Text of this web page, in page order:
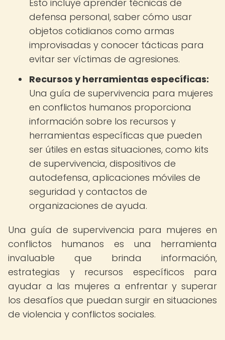
Esto incluye aprender técnicas de
defensa personal, saber cómo usar
objetos cotidianos como armas
improvisadas y conocer tácticas para
evitar ser víctimas de agresiones.
Recursos y herramientas específicas:
Una guía de supervivencia para mujeres
en conflictos humanos proporciona
información sobre los recursos y
herramientas específicas que pueden
ser útiles en estas situaciones, como kits
de supervivencia, dispositivos de
autodefensa, aplicaciones móviles de
seguridad y contactos de
organizaciones de ayuda.
Una guía de supervivencia para mujeres en
conflictos humanos es una herramienta
invaluable que brinda información,
estrategias y recursos específicos para
ayudar a las mujeres a enfrentar y superar
los desafíos que puedan surgir en situaciones
de violencia y conflictos sociales.